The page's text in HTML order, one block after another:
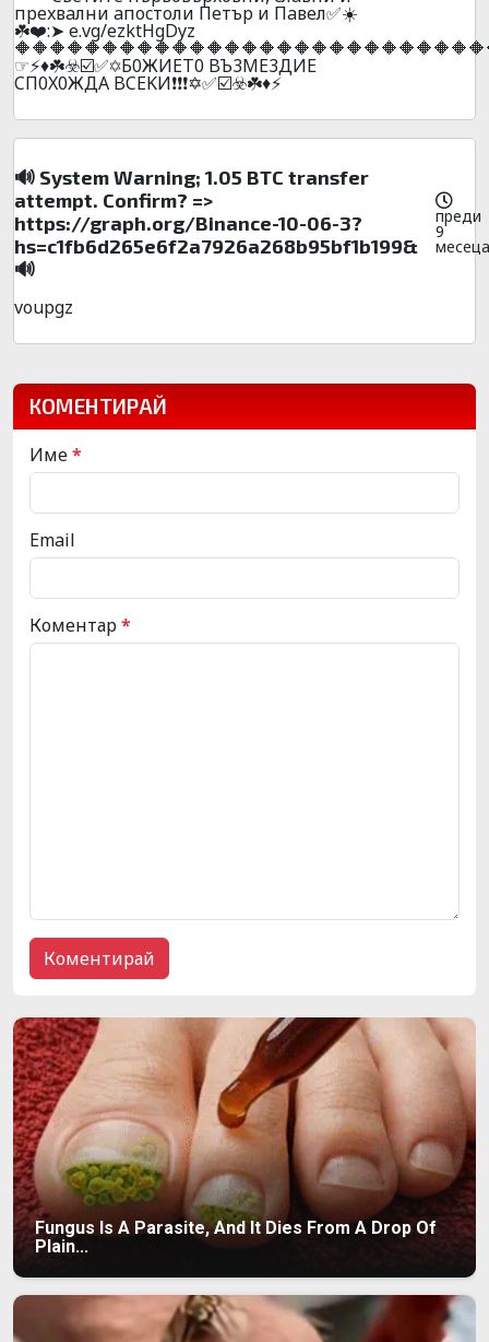
пpexвaлни aпocтoли Пeтъp и Пaвeл✅☀️
☘️❤️:➤ e.vg/ezktHgDyz
☞⚡♦️☘️☣️☑️✅✡️Б0ЖИET0 BЪ3ME3ДИE
CП0X0ЖДA BCEKИ❗❗❗✡️✅☑️☣️☘️♦️⚡
🔊 System Warning; 1.05 BTC transfer
attempt. Confirm? =>
https://graph.org/Binance-10-06-3?
hs=c1fb6d265e6f2a7926a268b95bf1b199&
🔊
преди
9
месеца
voupgz
КОМЕНТИРАЙ
Име*
Email
Коментар*
Fungus Is A Parasite, And It Dies From A Drop Of
Plain...